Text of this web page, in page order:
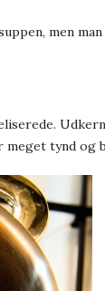
men
tynd og